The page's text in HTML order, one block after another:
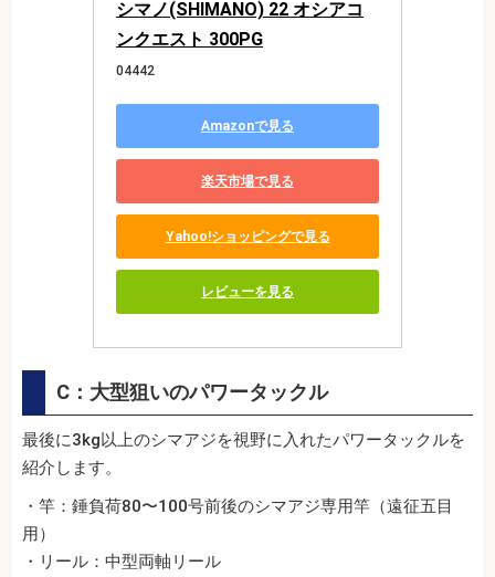
シマノ(SHIMANO) 22 オシアコ
ンクエスト 300PG
04442
Amazonで見る
楽天市場で見る
Yahoo!ショッピングで見る
レビューを見る
C：大型狙いのパワータックル
最後に3kg以上のシマアジを視野に入れたパワータックルを
紹介します。
・竿：錘負荷80〜100号前後のシマアジ専用竿（遠征五目
用）
・リール：中型両軸リール